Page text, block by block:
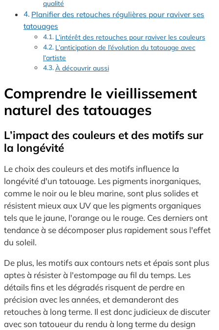
qualité
Planifier des retouches régulières pour raviver ses
tatouages
L’intérêt des retouches pour raviver les couleurs
L’anticipation de l’évolution du tatouage avec
l’artiste
À découvrir aussi
Comprendre le vieillissement
naturel des tatouages
L’impact des couleurs et des motifs sur
la longévité
Le choix des couleurs et des motifs influence la
longévité d'un tatouage. Les pigments inorganiques,
comme le noir ou le bleu marine, sont plus solides et
résistent mieux aux UV que les pigments organiques
tels que le jaune, l'orange ou le rouge. Ces derniers ont
tendance à se décomposer plus rapidement sous l'effet
du soleil.
De plus, les motifs aux contours nets et épais sont plus
aptes à résister à l'estompage au fil du temps. Les
détails fins et les dégradés risquent de perdre en
précision avec les années, et demanderont des
retouches à long terme. Il est donc judicieux de discuter
avec son tatoueur du rendu à long terme du design